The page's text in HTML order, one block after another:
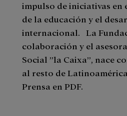
impulso de iniciativas en
de la educación y el
internacional. La
colaboración y el
Social ”la Caixa”, nace
al resto de
Prensa en PDF.